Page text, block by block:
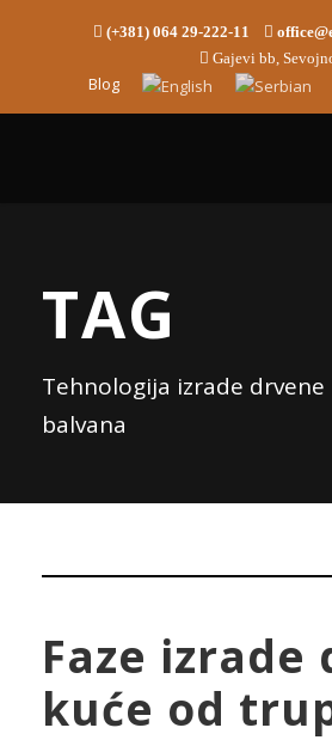
(+381) 064 29-222-11
Gajevi bb,
Blog
TAG
Tehnologija izrade drvene
balvana
Faze izrade
kuće od